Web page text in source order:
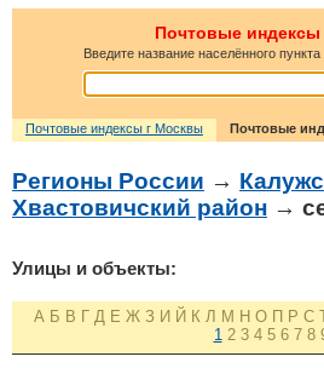
Почтовые индексы
Введите название населённого
Почтовые индексы г Москвы Почтовые
Регионы России →
Хвастовичский район →
Улицы и объекты:
А Б В Г Д Е Ж З И Й К Л М Н О П Р С
1 2 3 4 5 6 7 8